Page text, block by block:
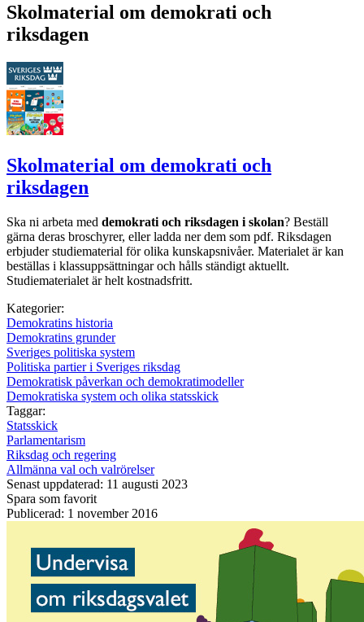
Skolmaterial om demokrati och
riksdagen
Skolmaterial om demokrati och
riksdagen
Ska ni arbeta med demokrati och riksdagen i skolan? Beställ
gärna deras broschyrer, eller ladda ner dem som pdf. Riksdagen
erbjuder studiematerial för olika kunskapsnivåer. Materialet är kan
beställas i klassuppsättningar och hålls ständigt aktuellt.
Studiematerialet är helt kostnadsfritt.
Kategorier:
Demokratins historia
Demokratins grunder
Sveriges politiska system
Politiska partier i Sveriges riksdag
Demokratisk påverkan och demokratimodeller
Demokratiska system och olika statsskick
Taggar:
Statsskick
Parlamentarism
Riksdag och regering
Allmänna val och valrörelser
Senast uppdaterad: 11 augusti 2023
Spara som favorit
Publicerad: 1 november 2016